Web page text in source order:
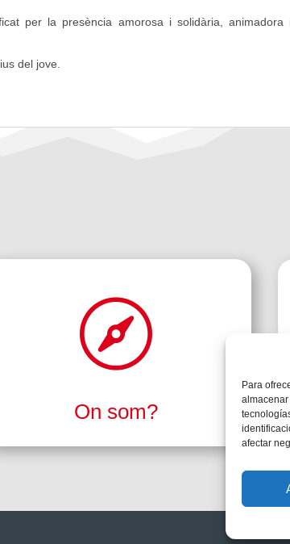
Para
afectar
per la presència amorosa i solidària,
del jove.

On som?